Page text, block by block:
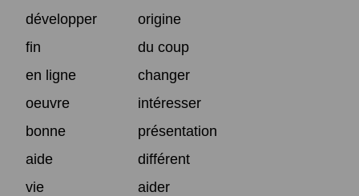
développer
origine
fin
du coup
en ligne
changer
oeuvre
intéresser
bonne
présentation
aide
différent
vie
aider